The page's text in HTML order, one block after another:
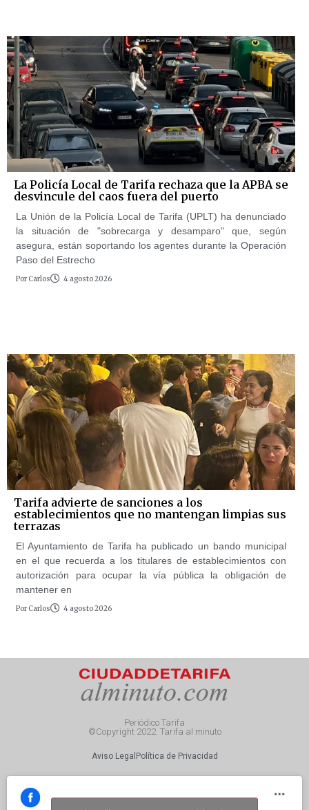
La Policía Local de Tarifa rechaza que la APBA se
desvincule del caos fuera del puerto
La Unión de la Policía Local de Tarifa (UPLT) ha denunciado
la situación de "sobrecarga y desamparo" que, según
asegura, están soportando los agentes durante la Operación
Paso del Estrecho
Por Carlos 4 agosto 2026
Tarifa advierte de sanciones a los
establecimientos que no mantengan limpias sus
terrazas
El Ayuntamiento de Tarifa ha publicado un bando municipal
en el que recuerda a los titulares de establecimientos con
autorización para ocupar la vía pública la obligación de
mantener en
Por Carlos 4 agosto 2026
Periódico Tarifa
©Copyright 2022. Tarifa al minuto
Aviso Legal Política de Privacidad